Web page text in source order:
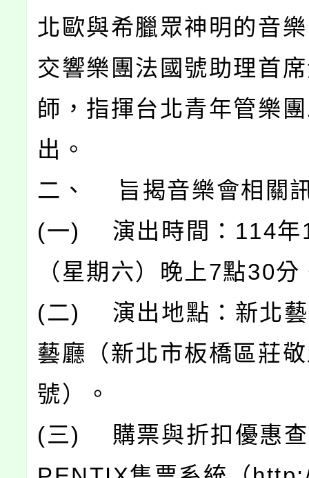
北歐與希臘眾神明的音
交響樂團法國號助理首
師，指揮台北青年管樂
出。
二、 旨揭音樂會相關
(一) 演出時間：114年
（星期六）晚上7點30分
(二) 演出地點：新北藝
藝廳（新北市板橋區莊
號）。
(三) 購票與折扣優惠查